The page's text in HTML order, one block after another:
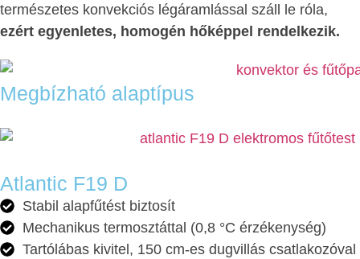
természetes konvekciós légáramlással száll le róla,
ezért egyenletes, homogén hőképpel rendelkezik.
Megbízható alaptípus
Atlantic F19 D
Stabil alapfűtést biztosít
Mechanikus termosztáttal (0,8 °C érzékenység)
Tartólábas kivitel, 150 cm-es dugvillás csatlakozóval